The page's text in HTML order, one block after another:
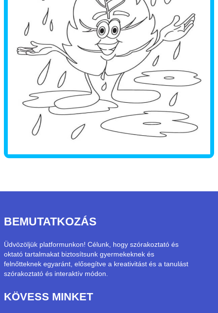
BEMUTATKOZÁS
Üdvözöljük platformunkon! Célunk, hogy szórakoztató és
oktató tartalmakat biztosítsunk gyermekeknek és
felnőtteknek egyaránt, elősegítve a kreativitást és a tanulást
szórakoztató és interaktív módon.
KÖVESS MINKET